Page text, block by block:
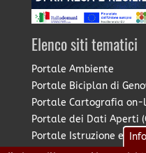
Elenco siti tematici
Portale Ambiente
Portale Biciplan di
Portale Cartografia on-
Portale dei Dati Aperti
Portale Istruzione e